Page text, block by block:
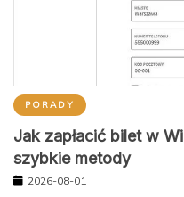
PORADY
Jak zapłacić bilet w
szybkie metody
2026-08-01